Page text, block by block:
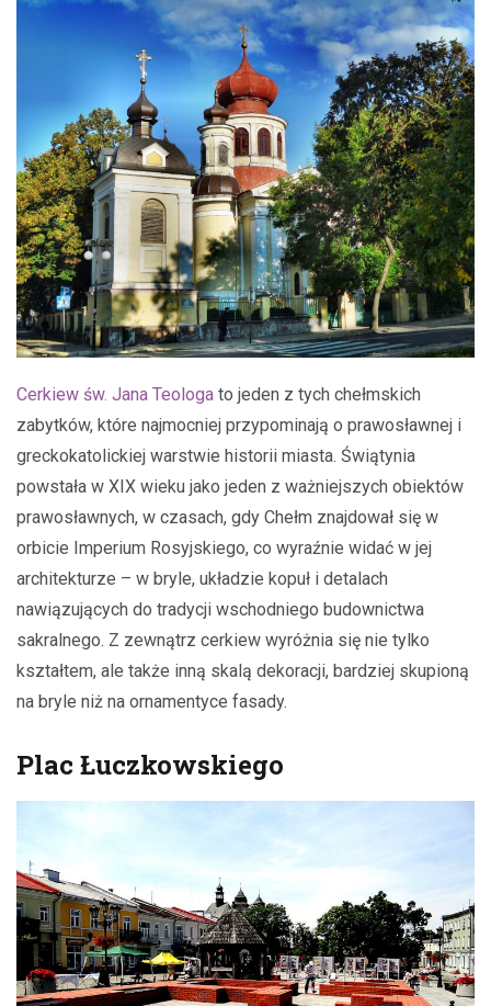
Cerkiew św. Jana Teologa to jeden z tych chełmskich
zabytków, które najmocniej przypominają o prawosławnej i
greckokatolickiej warstwie historii miasta. Świątynia
powstała w XIX wieku jako jeden z ważniejszych obiektów
prawosławnych, w czasach, gdy Chełm znajdował się w
orbicie Imperium Rosyjskiego, co wyraźnie widać w jej
architekturze – w bryle, układzie kopuł i detalach
nawiązujących do tradycji wschodniego budownictwa
sakralnego. Z zewnątrz cerkiew wyróżnia się nie tylko
kształtem, ale także inną skalą dekoracji, bardziej skupioną
na bryle niż na ornamentyce fasady.
Plac Łuczkowskiego